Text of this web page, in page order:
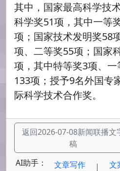
其中，国家最高科学技
科学奖51项，其中一等
项；国家技术发明奖58
项、二等奖55项；国家
项，其中特等奖3项、
133项；授予9名外国专
际科学技术合作奖。
返回2026-07-08新闻联播文
稿
AI助手：
文章写作 | 文